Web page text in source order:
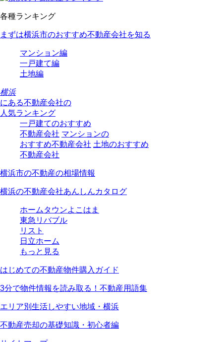
各種ランキング
まずは横浜市のおすすめ不動産会社を知る
マンション編
一戸建て編
土地編
横浜
にある不動産会社の
人気ランキング
一戸建てのおすすめ
不動産会社 マンションの
おすすめ不動産会社 土地のおすすめ
不動産会社
横浜市の不動産の相場情報
横浜の不動産会社あんしんカタログ
ホームタウンよこはま
東急リバブル
リスト
日立ホーム
もっと見る
はじめての不動産物件購入ガイド
3分で物件情報を読み取る！不動産用語集
エリア別生活しやすい地域・横浜
不動産売却の基礎知識・初心者編